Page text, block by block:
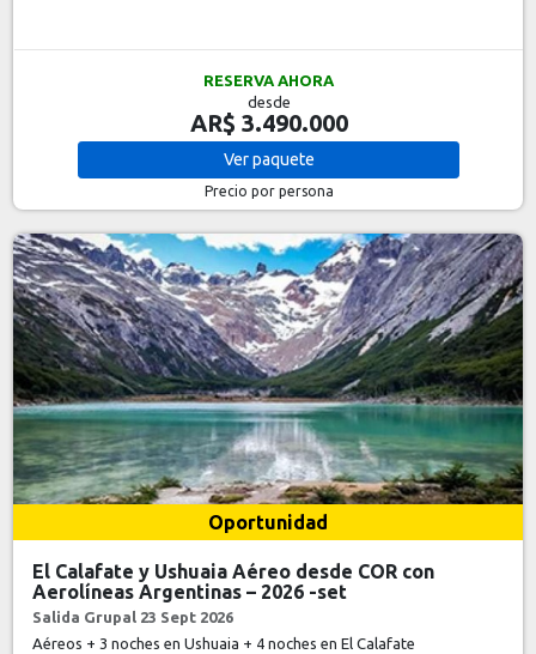
RESERVA AHORA
desde
AR$ 3.490.000
Verpaquete
Precio por persona
Oportunidad
El Calafate y Ushuaia Aéreo desde COR con
Aerolíneas Argentinas – 2026 -set
Salida Grupal 23 Sept 2026
Aéreos + 3 noches en Ushuaia + 4 noches en El Calafate